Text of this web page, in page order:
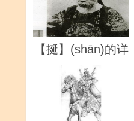
【挻】(shān)的详
解